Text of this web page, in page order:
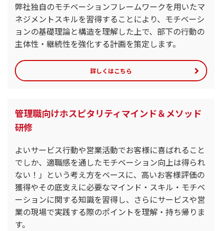
弊社独自のモチベーションフレームワークを用いたマ
ネジメントスキルを習得することにより、モチベーシ
ョンの基礎理論と構造を理解した上で、部下の行動の
主体性・継続性を強化する計画を策定します。
詳しくはこちら
管理職向けホスピタリティマインド＆メソッド
研修
よいサービス行動や営業活動でお客様に喜ばれること
でしか、適職感を通したモチベーション向上は得られ
ない！」という考え方をベースに、高いお客様評価の
獲得やその底支えに必要なマインド・スキル・モチベ
ーションに関する知識を習得し、さらにサービスや営
業の現場で実践する際のポイントを理解・持ち帰りま
す。